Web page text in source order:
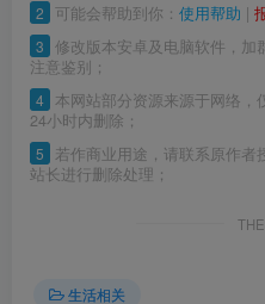
2 可能会帮助到你： 使用帮助 |
3 修改版本安卓及电脑软件，加
注意鉴别；
4 本网站部分资源来源于网络，
24小时内删除；
5
若作商业用途，请联系原作者
站长进行删除处理；
生活相关